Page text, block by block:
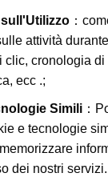
：
attività
clic, cronologia di
ecc .;
Simili ：
e tecnologie
dei nostri servizi.